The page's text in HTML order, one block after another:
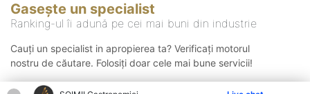
Gasește un specialist
Ranking-ul îi adună pe cei mai buni din industrie
Cauți un specialist in apropierea ta? Verificați motorul
nostru de căutare. Folosiți doar cele mai bune servicii!